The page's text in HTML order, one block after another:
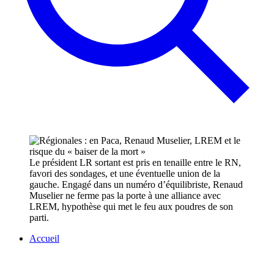
Le président LR sortant est pris en tenaille entre le RN,
favori des sondages, et une éventuelle union de la
gauche. Engagé dans un numéro d’équilibriste, Renaud
Muselier ne ferme pas la porte à une alliance avec
LREM, hypothèse qui met le feu aux poudres de son
parti.
Accueil